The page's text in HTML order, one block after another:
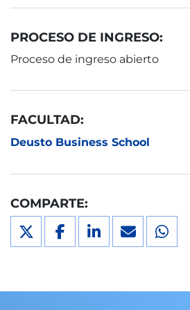
PROCESO DE INGRESO:
Proceso de ingreso abierto
FACULTAD:
Deusto Business School
COMPARTE: